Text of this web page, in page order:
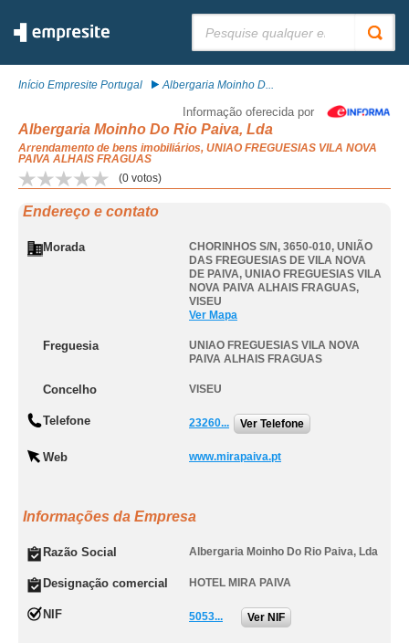
Início Empresite Portugal Albergaria Moinho D...
Informação oferecida por
Albergaria Moinho Do Rio Paiva, Lda
Arrendamento de bens imobiliários, UNIAO FREGUESIAS VILA NOVA
PAIVA ALHAIS FRAGUAS
(0 votos)
Endereço e contato
Morada
CHORINHOS S/N, 3650-010, UNIÃO
DAS FREGUESIAS DE VILA NOVA
DE PAIVA, UNIAO FREGUESIAS VILA
NOVA PAIVA ALHAIS FRAGUAS,
VISEU
Ver Mapa
Freguesia
UNIAO FREGUESIAS VILA NOVA
PAIVA ALHAIS FRAGUAS
Concelho VISEU
Telefone 23260... Ver Telefone
Web www.mirapaiva.pt
Informações da Empresa
Razão Social Albergaria Moinho Do Rio Paiva, Lda
Designação comercial HOTEL MIRA PAIVA
NIF 5053... Ver NIF